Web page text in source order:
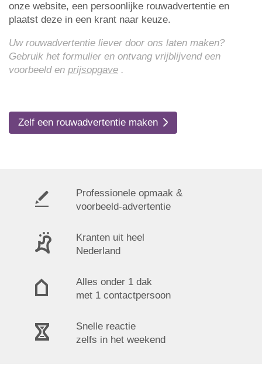
onze website, een persoonlijke rouwadvertentie en
plaatst deze in een krant naar keuze.
Uw rouwadvertentie liever door ons laten maken?
Gebruik het formulier en ontvang vrijblijvend een
voorbeeld en prijsopgave .
Zelf een rouwadvertentie maken
Professionele opmaak &
voorbeeld-advertentie
Kranten uit heel
Nederland
Alles onder 1 dak
met 1 contactpersoon
Snelle reactie
zelfs in het weekend